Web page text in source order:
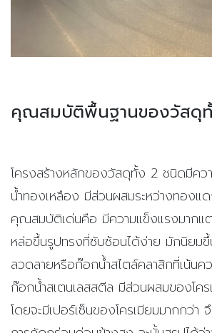
คุณสมบัติพื้นฐานของวัสดุ
โครงสร้างหลักของวัสดุทั้ง 2 ชนิดมีค
น้ำทองเหลือง มีส่วนผสมระหว่างทองแ
คุณสมบัติเด่นคือ มีความแข็งแรงมากแ
หล่อขึ้นรูปทรงที่ซับซ้อนได้ง่าย มักนิยม
ลวดลายหรือก๊อกน้ำสไตล์คลาสิกที่เน้นค
ก๊อกน้ำสเตนเลสสตีล มีส่วนผสมของโคร
โดยจะมีเปอร์เซ็นของโครเมียมมากกว่า